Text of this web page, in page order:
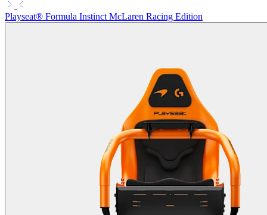
Playseat® Formula Instinct McLaren Racing Edition